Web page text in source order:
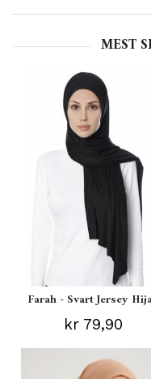
MEST
Farah - Svart Jersey
kr 79,90